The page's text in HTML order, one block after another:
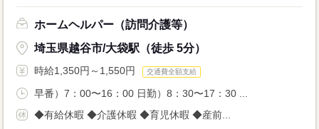
ホームヘルパー（訪問介護等）
埼玉県越谷市/大袋駅（徒歩 5分）
時給1,350円～1,550円 交通費全額支給
早番）7：00〜16：00 日勤）8：30〜17：30 ...
◆有給休暇 ◆介護休暇 ◆育児休暇 ◆産前...